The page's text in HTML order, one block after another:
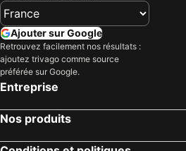
Ajouter sur Google
Retrouvez facilement nos résultats :
ajoutez trivago comme source
préférée sur Google.
Entreprise
Nos produits